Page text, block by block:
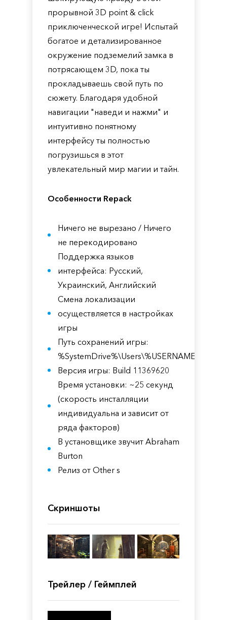
прорывной 3D point & click
приключенческой игре! Испытай
богатое и детализированное
окружение подземелий замка в
потрясающем 3D, пока ты
прокладываешь свой путь по
сюжету. Благодаря удобной
навигации "наведи и нажми" и
интуитивно понятному
интерфейсу ты полностью
погрузишься в этот
увлекательный мир магии и тайн.
Особенности Repack
Ничего не вырезано / Ничего
не перекодировано
Поддержка языков
интерфейса: Русский,
Украинский, Английский
Смена локализации
осуществляется в настройках
игры
Путь сохранений игры:
Версия игры: Build 11369620
Время установки: ~25 секунд
(скорость инсталляции
индивидуальна и зависит от
ряда факторов)
В установщике звучит Abraham
Burton
Релиз от Other s
Скриншоты
Трейлер / Геймплей